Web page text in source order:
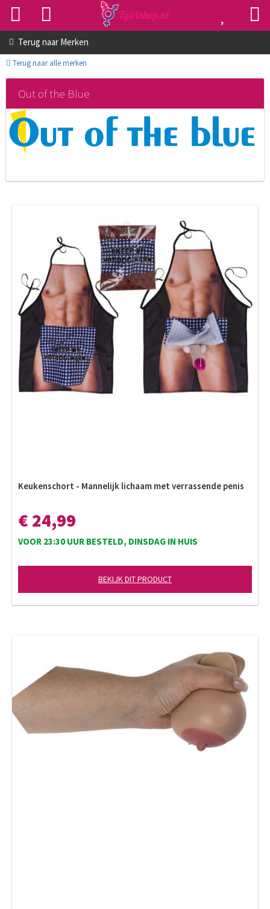
Terug naar Merken
Terug naar alle merken
Out of the Blue
Keukenschort - Mannelijk lichaam met verrassende penis
€ 24,99
VOOR 23:30 UUR BESTELD, DINSDAG IN HUIS
BEKIJK DIT PRODUCT